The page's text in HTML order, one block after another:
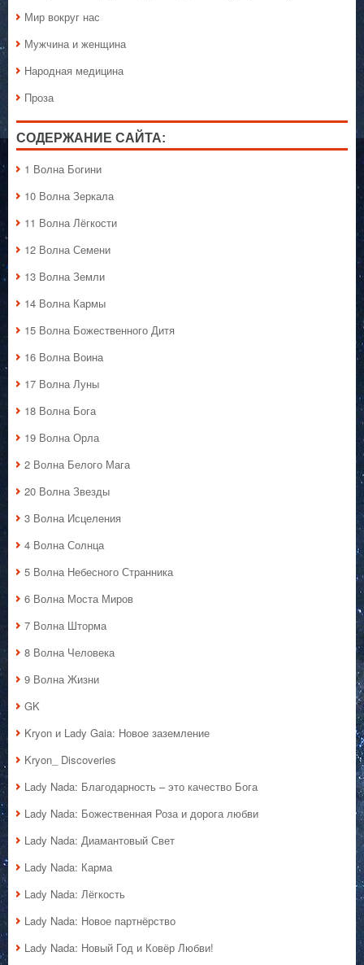
Мир вокруг нас
Мужчина и женщина
Народная медицина
Проза
СОДЕРЖАНИЕ САЙТА:
1 Волна Богини
10 Волна Зеркала
11 Волна Лёгкости
12 Волна Семени
13 Волна Земли
14 Волна Кармы
15 Волна Божественного Дитя
16 Волна Воина
17 Волна Луны
18 Волна Бога
19 Волна Орла
2 Волна Белого Мага
20 Волна Звезды
3 Волна Исцеления
4 Волна Солнца
5 Волна Небесного Странника
6 Волна Моста Миров
7 Волна Шторма
8 Волна Человека
9 Волна Жизни
GK
Kryon и Lady Gaia: Новое заземление
Kryon_ Discoveries
Lady Nada: Благодарность – это качество Бога
Lady Nada: Божественная Роза и дорога любви
Lady Nada: Диамантовый Свет
Lady Nada: Карма
Lady Nada: Лёгкость
Lady Nada: Новое партнёрство
Lady Nada: Новый Год и Ковёр Любви!